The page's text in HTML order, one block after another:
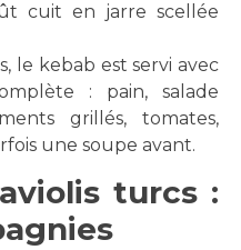
cuit en jarre scellée
le kebab est servi avec
: pain, salade
grillés, tomates,
une soupe avant.
turcs :